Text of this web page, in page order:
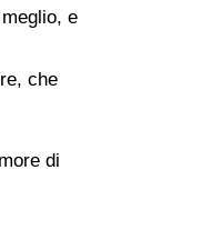
e
che
di